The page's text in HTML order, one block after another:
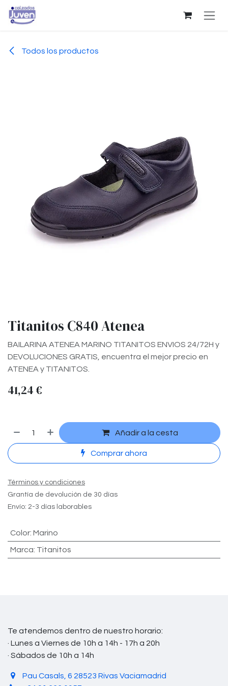
Ir al contenido
Todos los productos
Titanitos C840 Atenea
BAILARINA ATENEA MARINO TITANITOS ENVIOS 24/72H y
DEVOLUCIONES GRATIS, encuentra el mejor precio en
ATENEA y TITANITOS.
41,24 €
Añadir a la cesta
Comprar ahora
Términos y condiciones
Grantía de devolución de 30 días
Envío: 2-3 días laborables
Color: Marino
Marca: Titanitos
Te atendemos dentro de nuestro horario:
· Lunes a Viernes de 10h a 14h - 17h a 20h
· Sábados de 10h a 14h
Pau Casals, 6 28523 Rivas Vaciamadrid